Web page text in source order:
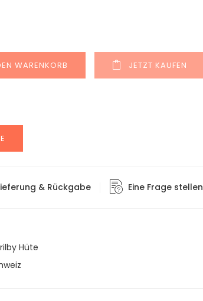
WARENKORB JETZT KAUFEN
& Rückgabe Eine Frage stellen
Hüte